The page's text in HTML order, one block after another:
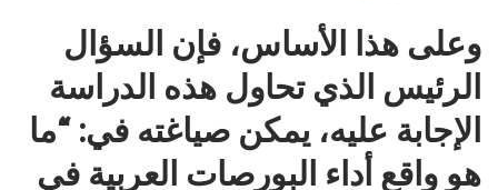
وعلى هذا الأساس، فإن السؤال
الرئيس الذي تحاول هذه الدراسة
الإجابة عليه، يمكن صياغته في: “ما
هو واقع أداء البورصات العربية في